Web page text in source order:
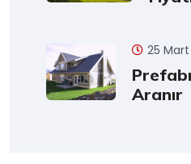
25
Aranır